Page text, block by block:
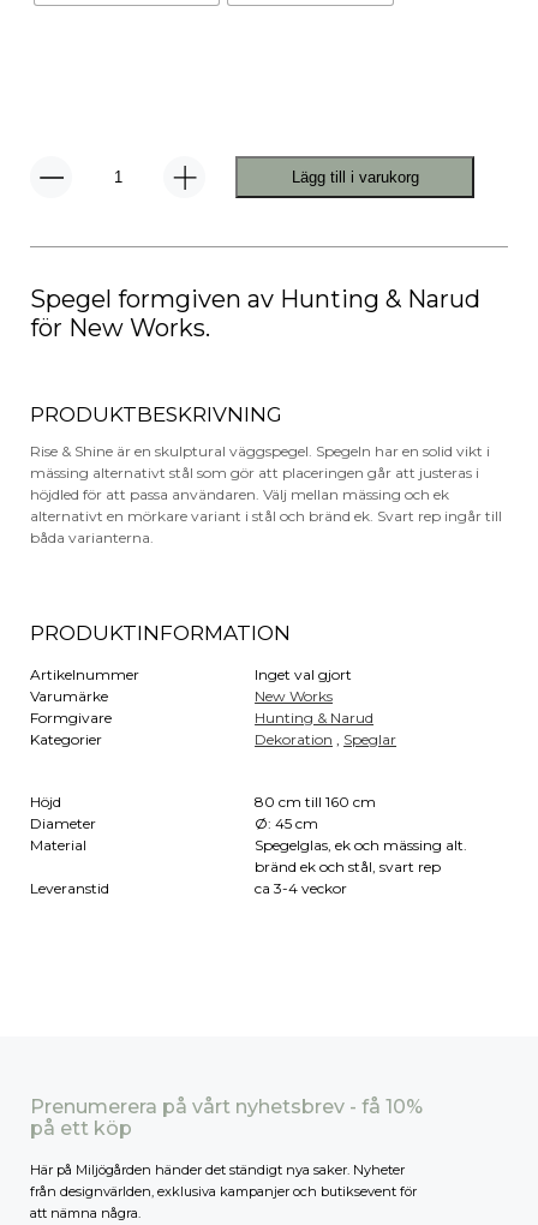
Rise
Lägg till i varukorg
Spegel formgiven av Hunting & Narud
för New Works.
PRODUKTBESKRIVNING
Rise & Shine är en skulptural väggspegel. Spegeln har en solid vikt i
mässing alternativt stål som gör att placeringen går att justeras i
höjdled för att passa användaren. Välj mellan mässing och ek
alternativt en mörkare variant i stål och bränd ek. Svart rep ingår till
båda varianterna.
PRODUKTINFORMATION
Artikelnummer
Inget val gjort
Varumärke
New Works
Formgivare
Hunting & Narud
Kategorier
Dekoration Speglar
Höjd
80 cm till 160 cm
Diameter
Ø: 45 cm
Material
Spegelglas, ek och mässing alt.
bränd ek och stål, svart rep
Leveranstid
ca 3-4 veckor
Prenumerera på vårt nyhetsbrev - få 10%
på ett köp
Här på Miljögården händer det ständigt nya saker. Nyheter
från designvärlden, exklusiva kampanjer och butiksevent för
att nämna några.